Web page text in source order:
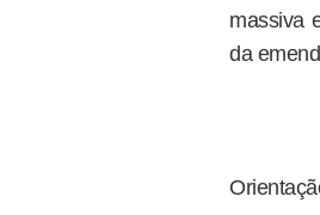
massiva
da